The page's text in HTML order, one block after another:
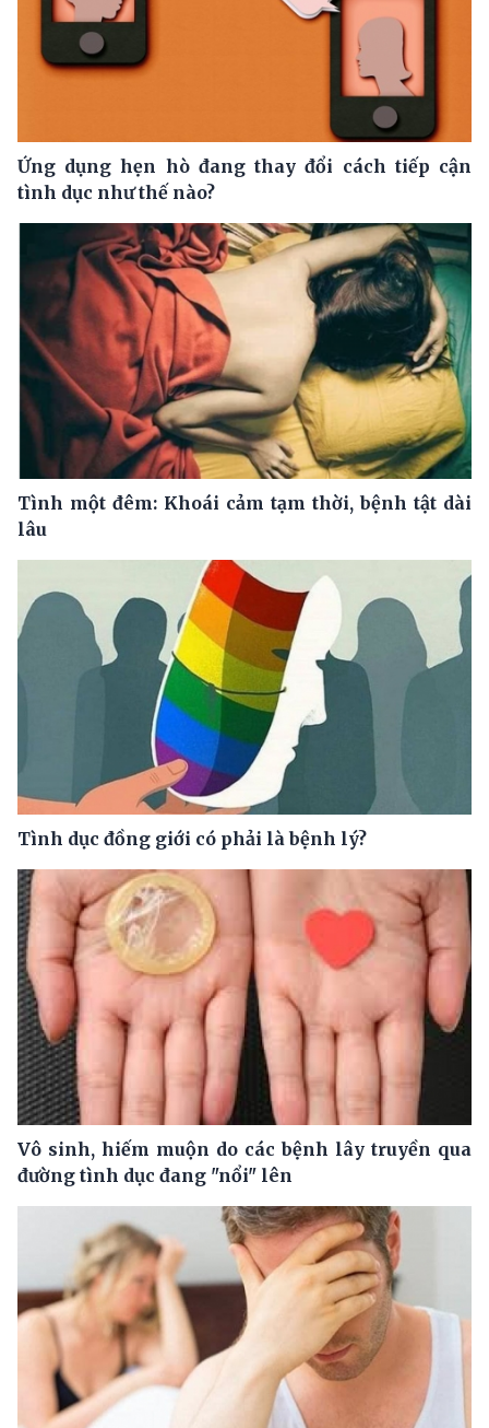
Ứng dụng hẹn hò đang thay đổi cách tiếp cận
tình dục như thế nào?
Tình một đêm: Khoái cảm tạm thời, bệnh tật dài
lâu
Tình dục đồng giới có phải là bệnh lý?
Vô sinh, hiếm muộn do các bệnh lây truyền qua
đường tình dục đang "nổi" lên